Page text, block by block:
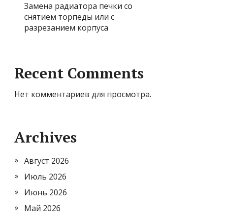
Замена радиатора печки со
снятием торпеды или с
разрезанием корпуса
Recent Comments
Нет комментариев для просмотра.
Archives
Август 2026
Июль 2026
Июнь 2026
Май 2026